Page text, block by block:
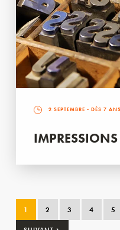
2 SEPTEMBRE - DÈS 7 ANS
1 2 3 4 5